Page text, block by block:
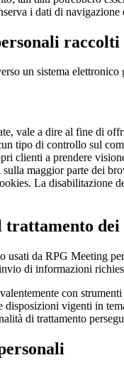
i dati di
raccolti
un sistema
vale a dire al fine di
tipo di controllo sul
clienti a prendere
maggior parte dei
La disabilitazione
da RPG Meeting
di informazioni
con
vigenti in
di trattamento